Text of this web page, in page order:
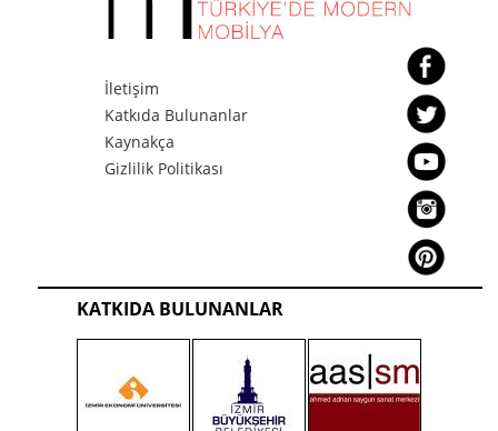
İletişim
Katkıda Bulunanlar
Kaynakça
Gizlilik Politikası
KATKIDA BULUNANLAR